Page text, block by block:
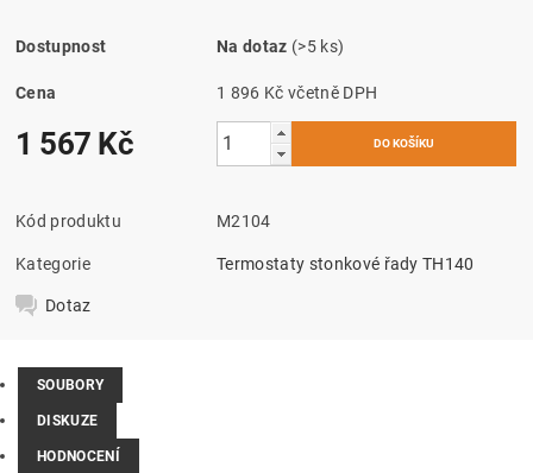
Dostupnost Na dotaz (>5 ks)
Cena 1 896 Kč včetně DPH
1 567 Kč
Kód produktu M2104
Kategorie Termostaty stonkové řady TH140
Dotaz
SOUBORY
DISKUZE
HODNOCENÍ